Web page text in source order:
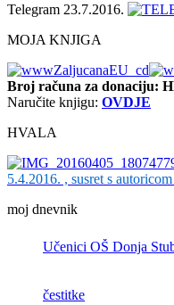
Telegram 23.7.2016.
MOJA KNJIGA
Broj računa za donaciju:
Naručite knjigu: OVDJE
HVALA
5.4.2016. , susret s
moj dnevnik
čestitke